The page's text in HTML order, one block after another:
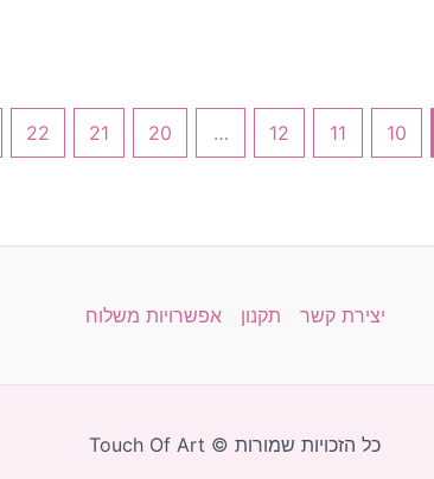
10
11
12
…
20
21
22
יצירת קשר תקנון אפשרויות משלוח
כל הזכויות שמורות © Touch Of Art